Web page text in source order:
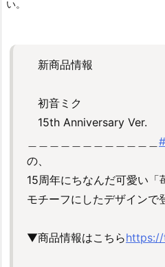
い。
新商品情報
初音ミク
15th Anniversary Ver.
の、
15周年にちなんだ可愛い「
モチーフにしたデザインで
▼商品情報はこちら